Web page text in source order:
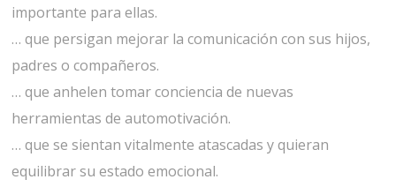
importante para ellas.
… que persigan mejorar la comunicación con sus hijos,
padres o compañeros.
… que anhelen tomar conciencia de nuevas
herramientas de automotivación.
… que se sientan vitalmente atascadas y quieran
equilibrar su estado emocional.